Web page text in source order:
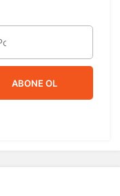
ABONE OL